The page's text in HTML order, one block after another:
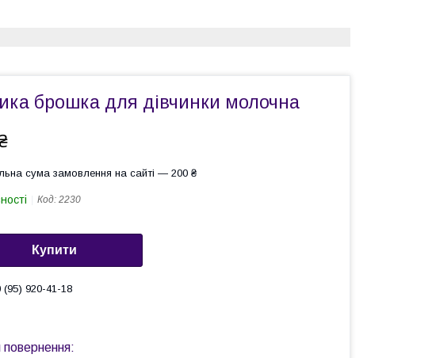
брошка для дівчинки молочна
сума замовлення на сайті — 200 ₴
Код: 2230
Купити
(95) 920-41-18